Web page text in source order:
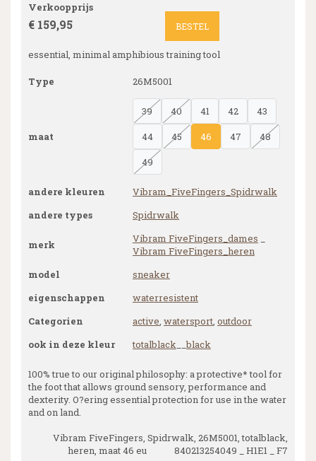
Verkoopprijs
€ 159,95 BESTEL
essential, minimal amphibious training tool
Type 26M5001
maat
39 40 41 42
43
44
45 46 47
48
49
andere kleuren
Vibram_FiveFingers_Spidrwalk
andere types
Spidrwalk
merk Vibram FiveFingers_dames
Vibram FiveFingers_heren
model
sneaker
eigenschappen
waterresistent
Categorien
active, watersport, outdoor
ook in deze kleur
totalblack __black
100% true to our original philosophy: a protective* tool for
the foot that allows ground sensory, performance and
dexterity. O?ering essential protection for use in the water
and on land.
Vibram FiveFingers, Spidrwalk, 26M5001, totalblack,
heren, maat 46 eu 840213254049 _ H1E1 _ F7